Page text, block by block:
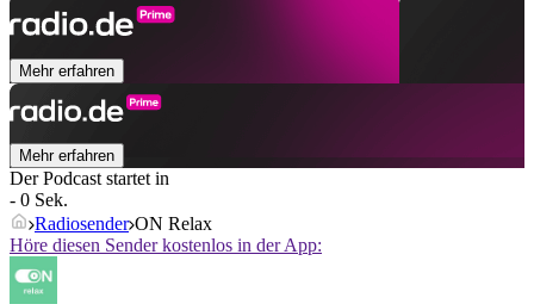
Mehr erfahren
Mehr erfahren
Der Podcast startet in
- 0 Sek.
Radiosender ON Relax
Höre diesen Sender kostenlos in der App: